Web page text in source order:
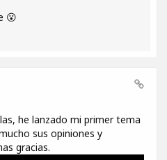
😮
he lanzado mi primer tema
sus opiniones y
gracias.